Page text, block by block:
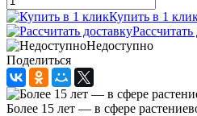
Купить в 1
Рассчитать
Недоступно
Поделиться
Более 15 лет — в сфере